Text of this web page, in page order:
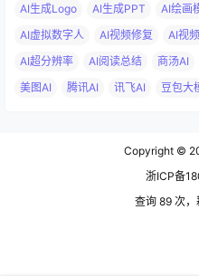
AI生成Logo
AI生成PPT AI绘画
AI虚拟数字人
AI视频修复 AI视
AI超分辨率
AI阅读总结 商汤AI
美图AI
腾讯AI 讯飞AI 豆包大
Copyright ©
浙ICP备
查询 89 次